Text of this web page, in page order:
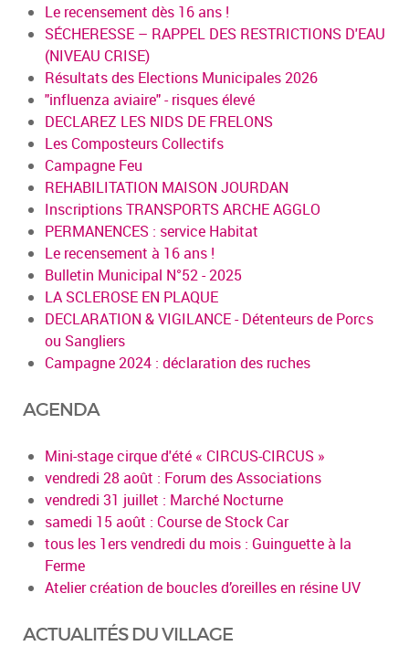
Le recensement dès 16 ans !
SÉCHERESSE – RAPPEL DES RESTRICTIONS D'EAU
(NIVEAU CRISE)
Résultats des Elections Municipales 2026
"influenza aviaire" - risques élevé
DECLAREZ LES NIDS DE FRELONS
Les Composteurs Collectifs
Campagne Feu
REHABILITATION MAISON JOURDAN
Inscriptions TRANSPORTS ARCHE AGGLO
PERMANENCES : service Habitat
Le recensement à 16 ans !
Bulletin Municipal N°52 - 2025
LA SCLEROSE EN PLAQUE
DECLARATION & VIGILANCE - Détenteurs de Porcs
ou Sangliers
Campagne 2024 : déclaration des ruches
AGENDA
Mini-stage cirque d'été « CIRCUS-CIRCUS »
vendredi 28 août : Forum des Associations
vendredi 31 juillet : Marché Nocturne
samedi 15 août : Course de Stock Car
tous les 1ers vendredi du mois : Guinguette à la
Ferme
Atelier création de boucles d’oreilles en résine UV
ACTUALITÉS DU VILLAGE